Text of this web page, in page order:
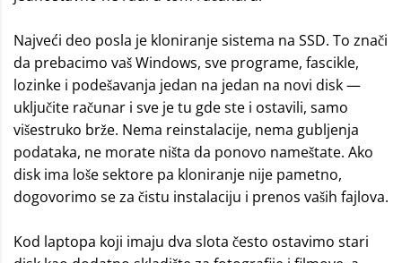
Najveći deo posla je kloniranje sistema na SSD. To znači
da prebacimo vaš Windows, sve programe, fascikle,
lozinke i podešavanja jedan na jedan na novi disk —
uključite računar i sve je tu gde ste i ostavili, samo
višestruko brže. Nema reinstalacije, nema gubljenja
podataka, ne morate ništa da ponovo nameštate. Ako
disk ima loše sektore pa kloniranje nije pametno,
dogovorimo se za čistu instalaciju i prenos vaših fajlova.
Kod laptopa koji imaju dva slota često ostavimo stari